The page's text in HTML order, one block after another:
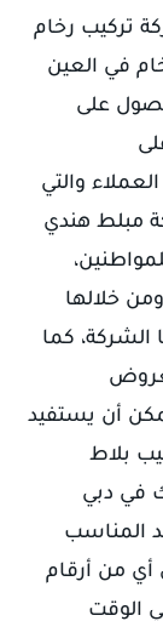
تركيب رخام
في العين
على
والتي
مبلط هندي
خلالها
كما
أن يستفيد
بلاط
في دبي
المناسب
من أرقام
الوقت